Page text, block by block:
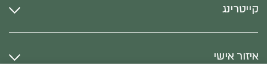
קייטרינג
איזור אישי